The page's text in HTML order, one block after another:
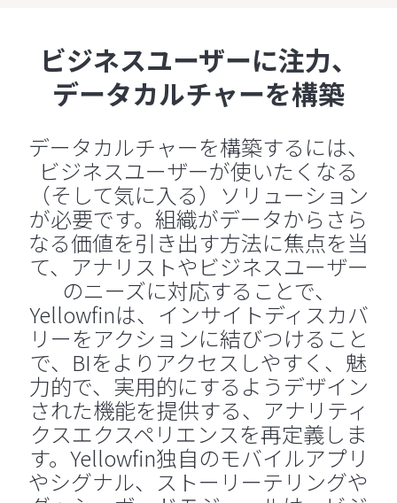
ビジネスユーザーに注力、
データカルチャーを構築
データカルチャーを構築するには、
ビジネスユーザーが使いたくなる
（そして気に入る）ソリューション
が必要です。組織がデータからさら
なる価値を引き出す方法に焦点を当
て、アナリストやビジネスユーザー
のニーズに対応することで、
Yellowfinは、インサイトディスカバ
リーをアクションに結びつけること
で、BIをよりアクセスしやすく、魅
力的で、実用的にするようデザイン
された機能を提供する、アナリティ
クスエクスペリエンスを再定義しま
す。Yellowfin独自のモバイルアプリ
やシグナル、ストーリーテリングや